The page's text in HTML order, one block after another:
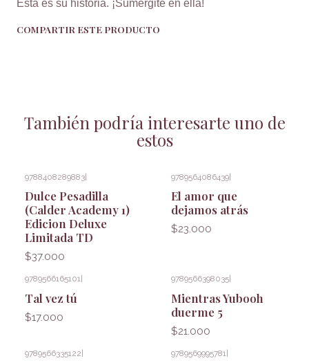
Esta es su historia. ¡Sumergite en ella!
COMPARTIR ESTE PRODUCTO
También podría interesarte uno de
estos
9788408289883
Dulce Pesadilla
(Calder Academy 1)
Edicion Deluxe
Limitada TD
$37.000
9789564086439
El amor que
dejamos atrás
$23.000
9789566165101
Tal vez tú
$17.000
9789566398035
Mientras Yubooh
duerme 5
$21.000
9789566335122| 9789569995781 |